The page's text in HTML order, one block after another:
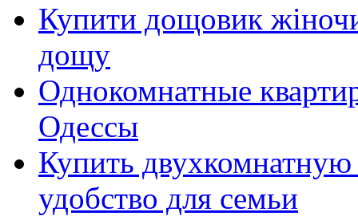
Купити дощовик
дощу
Однокомнатные
Одессы
Купить
удобство для семьи